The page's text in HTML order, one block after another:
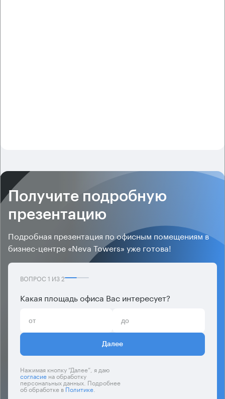
Получите подробную
презентацию
Подробная презентация по офисным помещениям в
бизнес-центре «Neva Towers» уже готова!
ВОПРОС 1 ИЗ2
Какая площадь офиса Вас интересует?
Далее
Нажимая кнопку “Далее”, я даю
согласиена обработку
персональных данных. Подробнее
об обработке вПолитике.